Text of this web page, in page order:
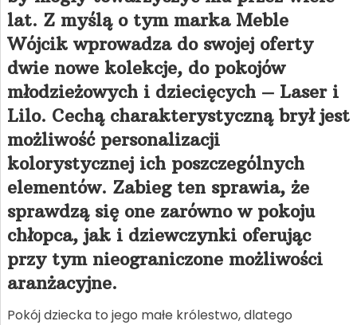
lat. Z myślą o tym marka Meble
Wójcik wprowadza do swojej oferty
dwie nowe kolekcje, do pokojów
młodzieżowych i dziecięcych – Laser i
Lilo. Cechą charakterystyczną brył jest
możliwość personalizacji
kolorystycznej ich poszczególnych
elementów. Zabieg ten sprawia, że
sprawdzą się one zarówno w pokoju
chłopca, jak i dziewczynki oferując
przy tym nieograniczone możliwości
aranżacyjne.
Pokój dziecka to jego małe królestwo, dlatego